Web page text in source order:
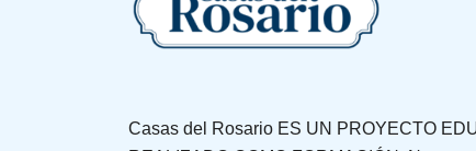
Casas del Rosario ES UN PROYECTO